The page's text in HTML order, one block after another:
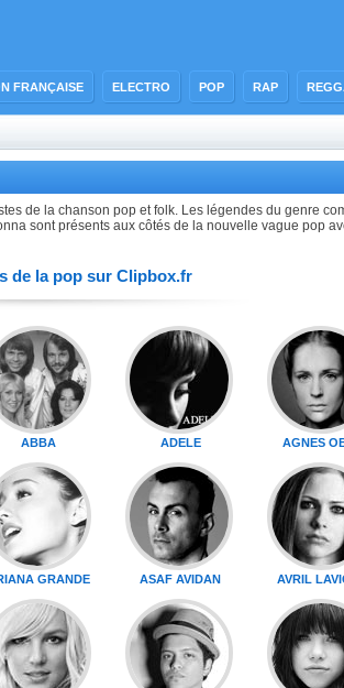
FRANÇAISE ELECTRO POP RAP
de la chanson pop et folk. Les légendes du genre
sont présents aux côtés de la nouvelle vague pop
de la pop sur Clipbox.fr
ABBA ADELE AGNES
GRANDE ASAF AVIDAN AVRIL